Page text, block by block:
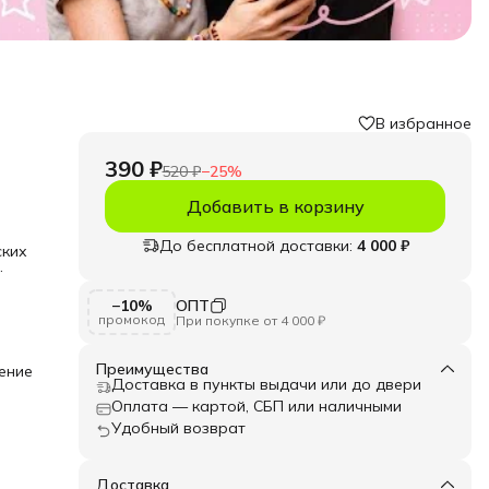
на
В избранное
390 ₽520 ₽−25%
Добавить в корзину
До бесплатной доставки: 4 000 ₽
−10%
промокод
ОПТ
При покупке от 4 000 ₽
Преимущества
Доставка в пункты выдачи или до двери
Оплата — картой, СБП или наличными
Удобный возврат
Доставка